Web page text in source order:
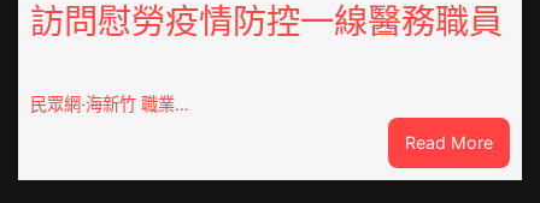
梯
間
性
侵
華
的
養
荒
島
訪問慰勞疫情防控一線醫務職員
民眾網·海新竹 職業…
Read More:
森